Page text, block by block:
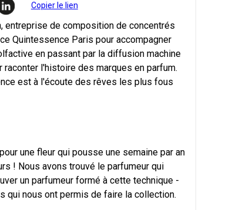
Copier le lien
entreprise de composition de concentrés
Quintessence Paris pour accompagner
en passant par la diffusion machine
l'histoire des marques en parfum.
est à l'écoute des rêves les plus fous
une fleur qui pousse une semaine par an
! Nous avons trouvé le parfumeur qui
un parfumeur formé à cette technique -
qui nous ont permis de faire la collection.